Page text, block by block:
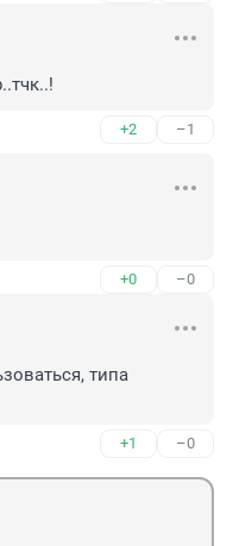
+2 –1
+0 –0
типа
+1 –0